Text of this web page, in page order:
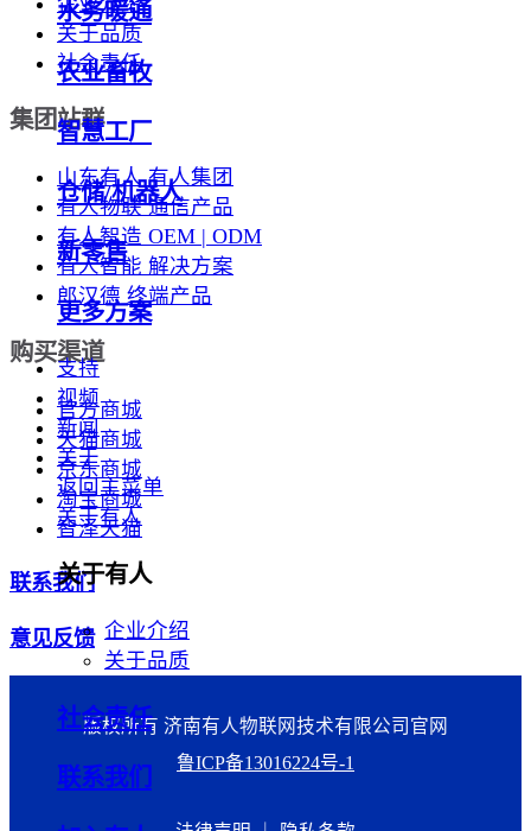
水务暖通
农业畜牧
智慧工厂
仓储/机器人
新零售
更多方案
支持
视频
新闻
关于
返回主菜单
关于有人
关于有人
企业介绍
关于品质
社会责任
联系我们
关于品质
社会责任
集团站群
山东有人 有人集团
有人物联 通信产品
有人智造 OEM | ODM
有人智能 解决方案
郎汉德 终端产品
购买渠道
官方商城
天猫商城
京东商城
淘宝商城
智泽天猫
联系我们
意见反馈
版权所有 济南有人物联网技术有限公司官网
鲁ICP备13016224号-1